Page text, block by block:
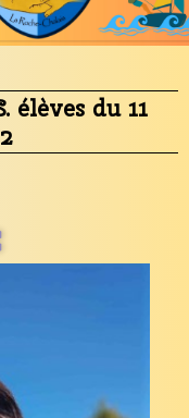
du 11